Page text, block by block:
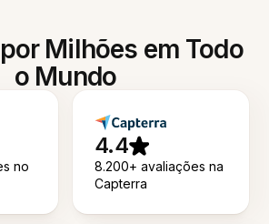
Milhões em Todo
o Mundo
no
4.4
8.200+ avaliações na
Capterra